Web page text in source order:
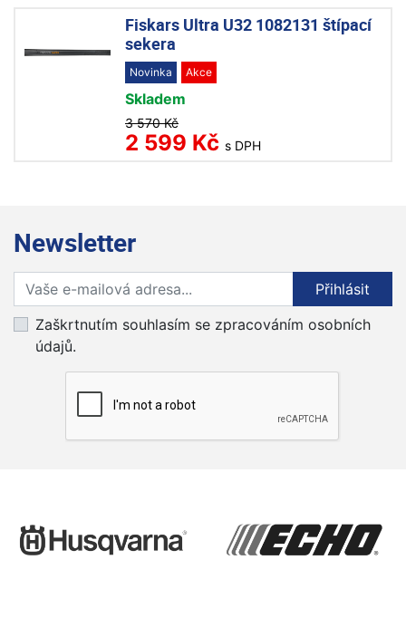
Fiskars Ultra U32 1082131 štípací
sekera
Novinka Akce
Skladem
3 570 Kč
2 599 Kč s DPH
Newsletter
Přihlaste se k odběru novinek
Přihlásit
Zaškrtnutím souhlasím se zpracováním osobních
údajů.